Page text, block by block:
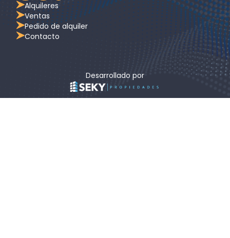
Alquileres
Ventas
Pedido de alquiler
Contacto
Desarrollado por